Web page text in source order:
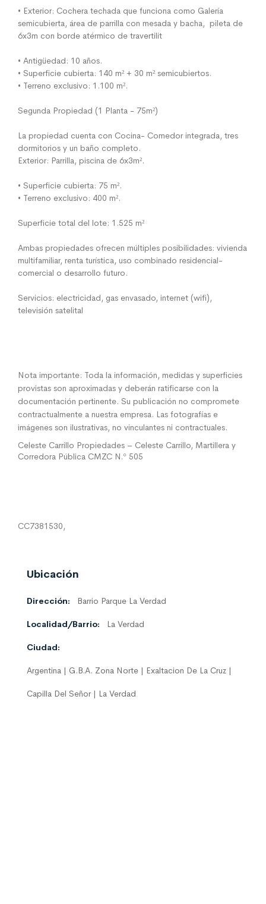
• Exterior: Cochera techada que funciona como Galería
semicubierta, área de parrilla con mesada y bacha, pileta de
6x3m con borde atérmico de travertilit
• Antigüedad: 10 años.
• Superficie cubierta: 140 m² + 30 m² semicubiertos.
• Terreno exclusivo: 1.100 m².
Segunda Propiedad (1 Planta - 75m²)
La propiedad cuenta con Cocina- Comedor integrada, tres
dormitorios y un baño completo.
Exterior: Parrilla, piscina de 6x3m².
• Superficie cubierta: 75 m².
• Terreno exclusivo: 400 m².
Superficie total del lote: 1.525 m²
Ambas propiedades ofrecen múltiples posibilidades: vivienda
multifamiliar, renta turística, uso combinado residencial-
comercial o desarrollo futuro.
Servicios: electricidad, gas envasado, internet (wifi),
televisión satelital
Nota importante: Toda la información, medidas y superficies
provistas son aproximadas y deberán ratificarse con la
documentación pertinente. Su publicación no compromete
contractualmente a nuestra empresa. Las fotografías e
imágenes son ilustrativas, no vinculantes ni contractuales.
Celeste Carrillo Propiedades – Celeste Carrillo, Martillera y
Corredora Pública CMZC N.º 505
CC7381530,
Ubicación
Dirección: Barrio Parque La Verdad
Localidad/Barrio: La Verdad
Ciudad:
Argentina | G.B.A. Zona Norte | Exaltacion De La Cruz |
Capilla Del Señor | La Verdad